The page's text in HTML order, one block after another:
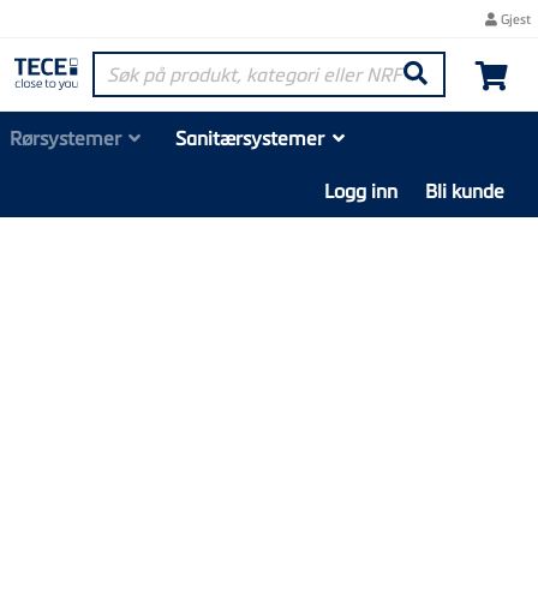
Gjest
Søk på produkt, kategori eller NRF-nummer
Søk
Rørsystemer
Sanitærsystemer
Logg inn
Bli kunde